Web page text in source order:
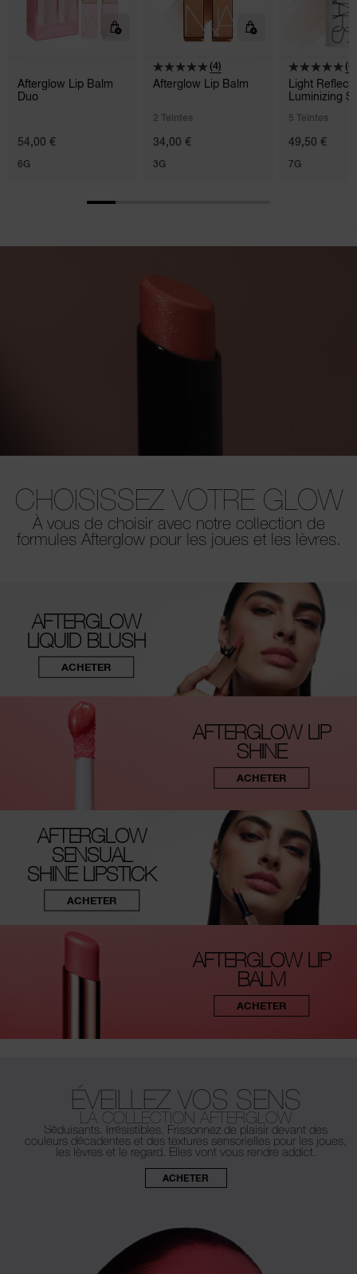
Afterglow Lip Balm
Duo
54,00 €
6G
(4)
Afterglow Lip Balm
2 Teintes
34,00 €
3G
(8)
Light
Luminizing
5 Teintes
49,50 €
7G
CHOISISSEZ VOTRE GLOW
À vous de choisir avec notre collection de
formules Afterglow pour les joues et les lèvres.
AFTERGLOW
LIQUID BLUSH
ACHETER
AFTERGLOW LIP
SHINE
ACHETER
AFTERGLOW
SENSUAL
SHINE LIPSTICK
ACHETER
AFTERGLOW LIP
BALM
ACHETER
ÉVEILLEZ VOS SENS
LA COLLECTION AFTERGLOW
Séduisants. Irrésistibles. Frissonnez de plaisir devant des
couleurs décadentes et des textures sensorielles pour les joues,
les lèvres et le regard. Elles vont vous rendre addict.
ACHETER